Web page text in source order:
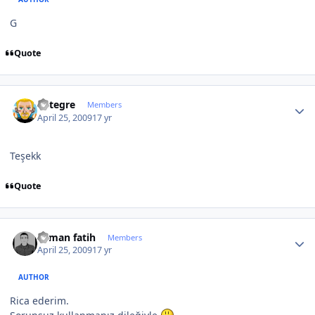
G
Quote
entegre Members
April 25, 200917 yr
Teşekk
Quote
osman fatih Members
April 25, 200917 yr
AUTHOR
Rica ederim.